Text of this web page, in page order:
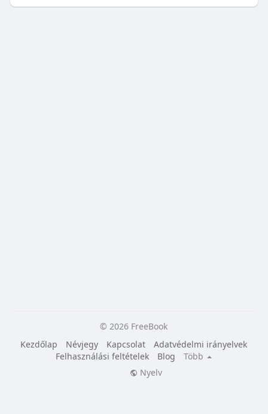
© 2026 FreeBook
Kezdőlap
Névjegy Kapcsolat
Adatvédelmi irányelvek
Felhasználási feltételek
Blog
Több
Nyelv